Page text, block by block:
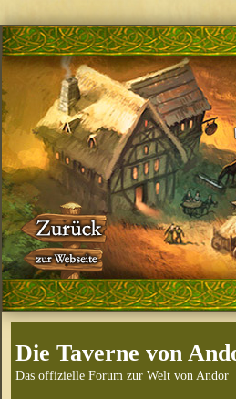
Die Taverne von
Das offizielle Forum zur Welt von Andor